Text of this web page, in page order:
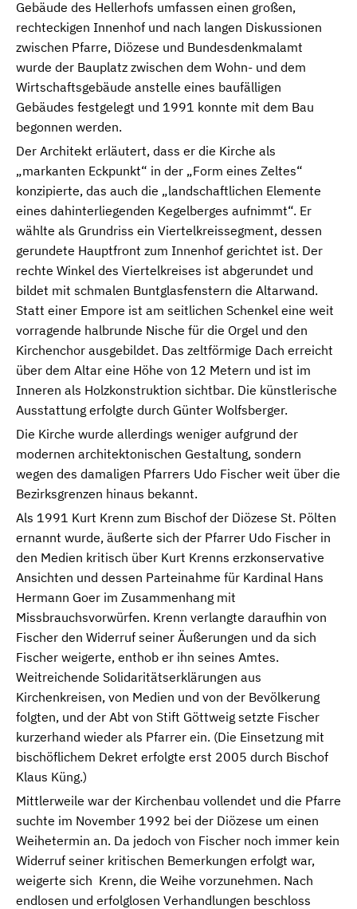
Gebäude des Hellerhofs umfassen einen großen,
rechteckigen Innenhof und nach langen Diskussionen
zwischen Pfarre, Diözese und Bundesdenkmalamt
wurde der Bauplatz zwischen dem Wohn- und dem
Wirtschaftsgebäude anstelle eines baufälligen
Gebäudes festgelegt und 1991 konnte mit dem Bau
begonnen werden.
Der Architekt erläutert, dass er die Kirche als
„markanten Eckpunkt“ in der „Form eines Zeltes“
konzipierte, das auch die „landschaftlichen Elemente
eines dahinterliegenden Kegelberges aufnimmt“. Er
wählte als Grundriss ein Viertelkreissegment, dessen
gerundete Hauptfront zum Innenhof gerichtet ist. Der
rechte Winkel des Viertelkreises ist abgerundet und
bildet mit schmalen Buntglasfenstern die Altarwand.
Statt einer Empore ist am seitlichen Schenkel eine weit
vorragende halbrunde Nische für die Orgel und den
Kirchenchor ausgebildet. Das zeltförmige Dach erreicht
über dem Altar eine Höhe von 12 Metern und ist im
Inneren als Holzkonstruktion sichtbar. Die künstlerische
Ausstattung erfolgte durch Günter Wolfsberger.
Die Kirche wurde allerdings weniger aufgrund der
modernen architektonischen Gestaltung, sondern
wegen des damaligen Pfarrers Udo Fischer weit über die
Bezirksgrenzen hinaus bekannt.
Als 1991 Kurt Krenn zum Bischof der Diözese St. Pölten
ernannt wurde, äußerte sich der Pfarrer Udo Fischer in
den Medien kritisch über Kurt Krenns erzkonservative
Ansichten und dessen Parteinahme für Kardinal Hans
Hermann Goer im Zusammenhang mit
Missbrauchsvorwürfen. Krenn verlangte daraufhin von
Fischer den Widerruf seiner Äußerungen und da sich
Fischer weigerte, enthob er ihn seines Amtes.
Weitreichende Solidaritätserklärungen aus
Kirchenkreisen, von Medien und von der Bevölkerung
folgten, und der Abt von Stift Göttweig setzte Fischer
kurzerhand wieder als Pfarrer ein. (Die Einsetzung mit
bischöflichem Dekret erfolgte erst 2005 durch Bischof
Klaus Küng.)
Mittlerweile war der Kirchenbau vollendet und die Pfarre
suchte im November 1992 bei der Diözese um einen
Weihetermin an. Da jedoch von Fischer noch immer kein
Widerruf seiner kritischen Bemerkungen erfolgt war,
weigerte sich Krenn, die Weihe vorzunehmen. Nach
endlosen und erfolglosen Verhandlungen beschloss